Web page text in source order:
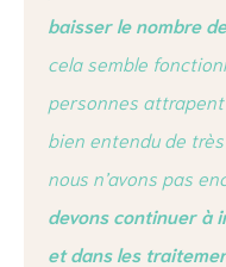
baisser le nombre
cela semble
personnes
bien entendu de
nous n’avons pas
devons continuer à
et dans les